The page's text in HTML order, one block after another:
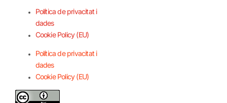
Política de privacitat i
dades
Cookie Policy (EU)
Política de privacitat i
dades
Cookie Policy (EU)